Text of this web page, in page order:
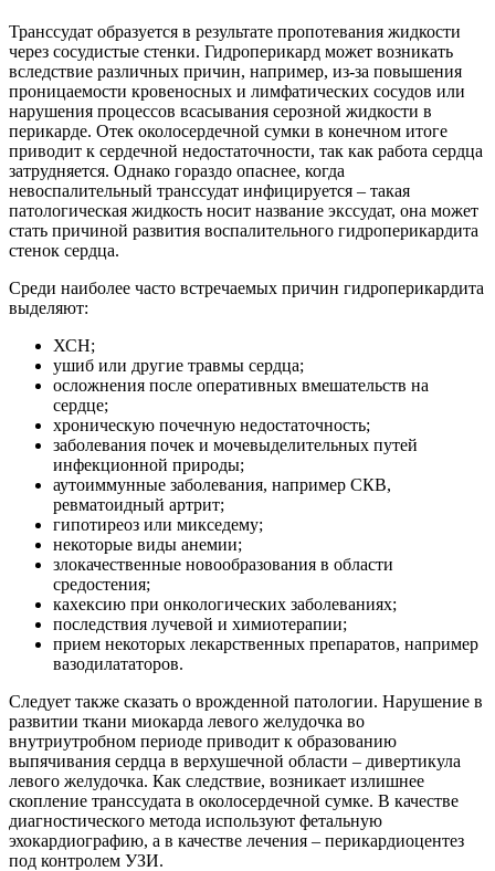
Транссудат образуется в результате пропотевания жидкости
через сосудистые стенки. Гидроперикард может возникать
вследствие различных причин, например, из-за повышения
проницаемости кровеносных и лимфатических сосудов или
нарушения процессов всасывания серозной жидкости в
перикарде. Отек околосердечной сумки в конечном итоге
приводит к сердечной недостаточности, так как работа сердца
затрудняется. Однако гораздо опаснее, когда
невоспалительный транссудат инфицируется – такая
патологическая жидкость носит название экссудат, она может
стать причиной развития воспалительного гидроперикардита
стенок сердца.
Среди наиболее часто встречаемых причин гидроперикардита
выделяют:
ХСН;
ушиб или другие травмы сердца;
осложнения после оперативных вмешательств на
сердце;
хроническую почечную недостаточность;
заболевания почек и мочевыделительных путей
инфекционной природы;
аутоиммунные заболевания, например СКВ,
ревматоидный артрит;
гипотиреоз или микседему;
некоторые виды анемии;
злокачественные новообразования в области
средостения;
кахексию при онкологических заболеваниях;
последствия лучевой и химиотерапии;
прием некоторых лекарственных препаратов, например
вазодилататоров.
Следует также сказать о врожденной патологии. Нарушение в
развитии ткани миокарда левого желудочка во
внутриутробном периоде приводит к образованию
выпячивания сердца в верхушечной области – дивертикула
левого желудочка. Как следствие, возникает излишнее
скопление транссудата в околосердечной сумке. В качестве
диагностического метода используют фетальную
эхокардиографию, а в качестве лечения – перикардиоцентез
под контролем УЗИ.